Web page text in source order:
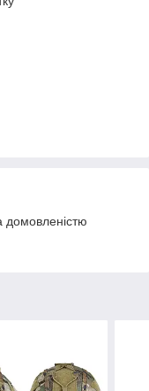
домовленістю